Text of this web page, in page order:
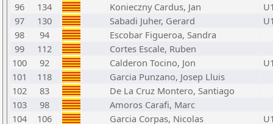
96
134 Konieczny Cardus, Jan
97
130 Sabadi Juher, Gerard
98
94
Escobar Figueroa, Sandra
99
112
Cortes Escale, Ruben
100
92 Calderon Tocino, Jon
101
118
Garcia Punzano, Josep Lluis
102
83
De La Cruz Montero, Santiago
103
98
Amoros Carafi, Marc
104
106 Garcia Corpas, Nicolas